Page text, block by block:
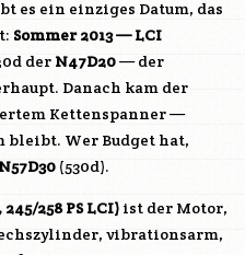
es ein einziges Datum, das
Sommer 2013 — LCI
der N47D20— der
Danach kam der
Kettenspanner —
bleibt. Wer Budget hat,
N57D30 (530d).
, 245/258 PS LCI) ist der Motor,
vibrationsarm,